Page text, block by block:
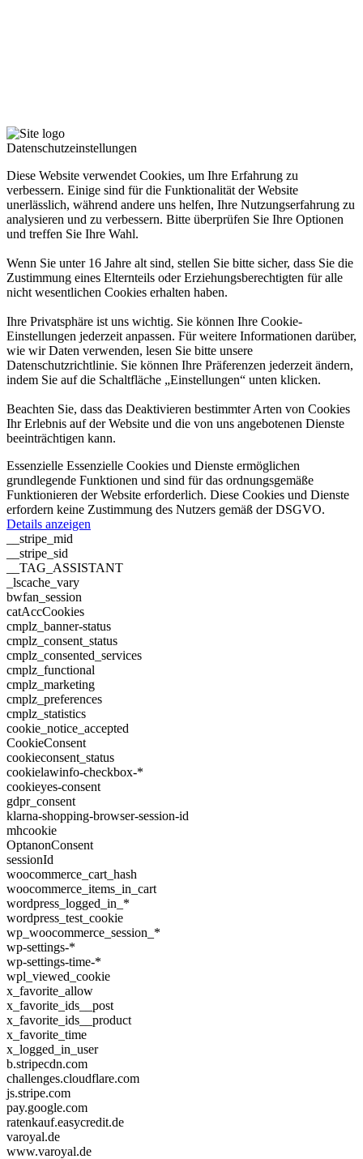
Datenschutzeinstellungen
Diese Website verwendet Cookies, um Ihre Erfahrung zu
verbessern. Einige sind für die Funktionalität der Website
unerlässlich, während andere uns helfen, Ihre Nutzungserfahrung zu
analysieren und zu verbessern. Bitte überprüfen Sie Ihre Optionen
und treffen Sie Ihre Wahl.
Wenn Sie unter 16 Jahre alt sind, stellen Sie bitte sicher, dass Sie die
Zustimmung eines Elternteils oder Erziehungsberechtigten für alle
nicht wesentlichen Cookies erhalten haben.
Ihre Privatsphäre ist uns wichtig. Sie können Ihre Cookie-
Einstellungen jederzeit anpassen. Für weitere Informationen darüber,
wie wir Daten verwenden, lesen Sie bitte unsere
Datenschutzrichtlinie. Sie können Ihre Präferenzen jederzeit ändern,
indem Sie auf die Schaltfläche „Einstellungen“ unten klicken.
Beachten Sie, dass das Deaktivieren bestimmter Arten von Cookies
Ihr Erlebnis auf der Website und die von uns angebotenen Dienste
beeinträchtigen kann.
Essenzielle Essenzielle Cookies und Dienste ermöglichen
grundlegende Funktionen und sind für das ordnungsgemäße
Funktionieren der Website erforderlich. Diese Cookies und Dienste
erfordern keine Zustimmung des Nutzers gemäß der DSGVO.
Details anzeigen
__stripe_mid
__stripe_sid
__TAG_ASSISTANT
_lscache_vary
bwfan_session
catAccCookies
cmplz_banner-status
cmplz_consent_status
cmplz_consented_services
cmplz_functional
cmplz_marketing
cmplz_preferences
cmplz_statistics
cookie_notice_accepted
CookieConsent
cookieconsent_status
cookielawinfo-checkbox-*
cookieyes-consent
gdpr_consent
klarna-shopping-browser-session-id
mhcookie
OptanonConsent
sessionId
woocommerce_cart_hash
woocommerce_items_in_cart
wordpress_logged_in_*
wordpress_test_cookie
wp_woocommerce_session_*
wp-settings-*
wp-settings-time-*
wpl_viewed_cookie
x_favorite_allow
x_favorite_ids__post
x_favorite_ids__product
x_favorite_time
x_logged_in_user
b.stripecdn.com
challenges.cloudflare.com
js.stripe.com
pay.google.com
ratenkauf.easycredit.de
varoyal.de
www.varoyal.de